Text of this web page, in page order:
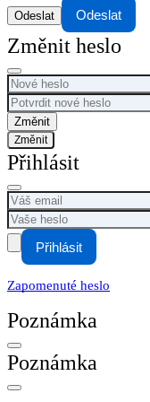
Odeslat
Změnit heslo
Změnit
Přihlásit
Přihlásit
Zapomenuté heslo
Poznámka
Poznámka